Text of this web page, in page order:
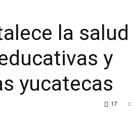
la salud
y
yucatecas
17